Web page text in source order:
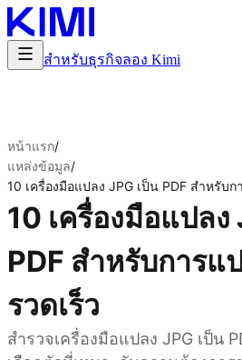
สำหรับธุรกิจลอง Kimi
หน้าแรก/
แหล่งข้อมูล/
10 เครื่องมือแปลง JPG เป็น PDF สำหรับ
10 เครื่องมือแปลง
PDF สำหรับการแ
รวดเร็ว
สำรวจเครื่องมือแปลง JPG เป็น